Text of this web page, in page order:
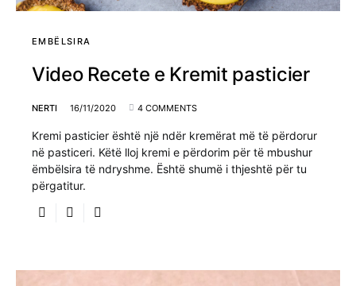
EMBËLSIRA
Video Recete e Kremit pasticier
NERTI 16/11/2020 4 COMMENTS
Kremi pasticier është një ndër kremërat më të përdorur
në pasticeri. Këtë lloj kremi e përdorim për të mbushur
ëmbëlsira të ndryshme. Është shumë i thjeshtë për tu
përgatitur.